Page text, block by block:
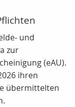
und
zur
(eAU).
ihren
übermittelten